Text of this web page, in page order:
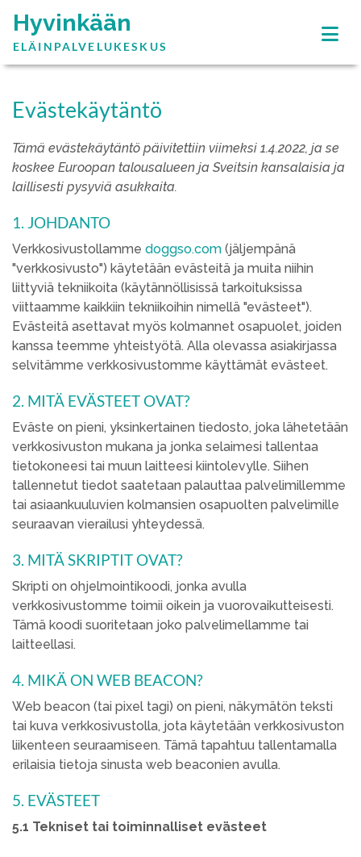
Hyvinkään
ELÄINPALVELUKESKUS
Evästekäytäntö
Tämä evästekäytäntö päivitettiin viimeksi 1.4.2022, ja se
koskee Euroopan talousalueen ja Sveitsin kansalaisia ja
laillisesti pysyviä asukkaita.
1. JOHDANTO
Verkkosivustollamme doggso.com (jäljempänä
"verkkosivusto") käytetään evästeitä ja muita niihin
liittyviä tekniikoita (käytännöllisissä tarkoituksissa
viittaamme kaikkiin tekniikoihin nimellä "evästeet").
Evästeitä asettavat myös kolmannet osapuolet, joiden
kanssa teemme yhteistyötä. Alla olevassa asiakirjassa
selvitämme verkkosivustomme käyttämät evästeet.
2. MITÄ EVÄSTEET OVAT?
Eväste on pieni, yksinkertainen tiedosto, joka lähetetään
verkkosivuston mukana ja jonka selaimesi tallentaa
tietokoneesi tai muun laitteesi kiintolevylle. Siihen
tallennetut tiedot saatetaan palauttaa palvelimillemme
tai asiaankuuluvien kolmansien osapuolten palvelimille
seuraavan vierailusi yhteydessä.
3. MITÄ SKRIPTIT OVAT?
Skripti on ohjelmointikoodi, jonka avulla
verkkosivustomme toimii oikein ja vuorovaikutteisesti.
Tämä koodi suoritetaan joko palvelimellamme tai
laitteellasi.
4. MIKÄ ON WEB BEACON?
Web beacon (tai pixel tagi) on pieni, näkymätön teksti
tai kuva verkkosivustolla, jota käytetään verkkosivuston
liikenteen seuraamiseen. Tämä tapahtuu tallentamalla
erilaisia tietoja sinusta web beaconien avulla.
5. EVÄSTEET
5.1 Tekniset tai toiminnalliset evästeet